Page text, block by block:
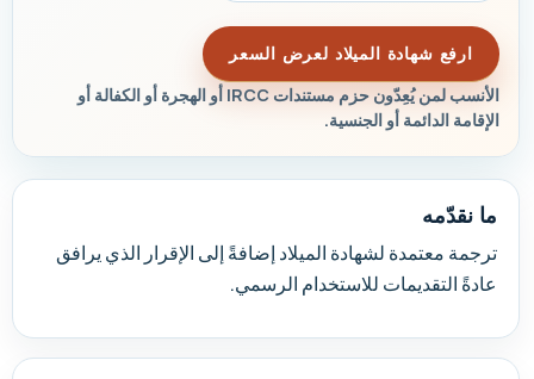
ارفع شهادة الميلاد لعرض السعر
الأنسب لمن يُعِدّون حزم مستندات IRCC أو الهجرة أو الكفالة أو
الإقامة الدائمة أو الجنسية.
ما نقدّمه
ترجمة معتمدة لشهادة الميلاد إضافةً إلى الإقرار الذي يرافق
عادةً التقديمات للاستخدام الرسمي.